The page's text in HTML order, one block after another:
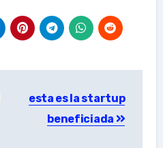
esta es la startup
beneficiada